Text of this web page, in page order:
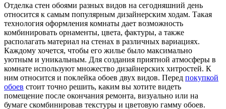
Отделка стен обоями разных видов на сегодняшний день
относится к самым популярным дизайнерским ходам. Такая
технология оформления комнаты дает возможность
комбинировать орнаменты, цвета, фактуры, а также
располагать материал на стенах в различных вариациях.
Каждому хочется, чтобы его жилье было максимально
уютным и уникальным. Для создания приятной атмосферы в
комнате используют множество дизайнерских хитростей. К
ним относится и поклейка обоев двух видов. Перед покупкой
обоев стоит точно решить, каким вы хотите видеть
помещение после окончания ремонта, визуально или на
бумаге скомбинировав текстуры и цветовую гамму обоев.